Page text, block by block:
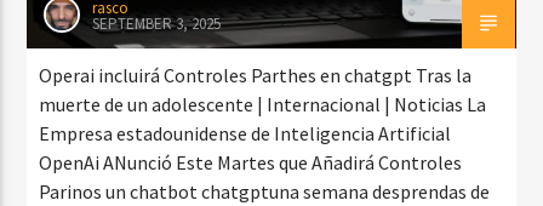
rasco
SEPTEMBER 3, 2025
Operai incluirá Controles Parthes en chatgpt Tras la
muerte de un adolescente | Internacional | Noticias La
Empresa estadounidense de Inteligencia Artificial
OpenAi ANunció Este Martes que Añadirá Controles
Parinos un chatbot chatgptuna semana desprendas de